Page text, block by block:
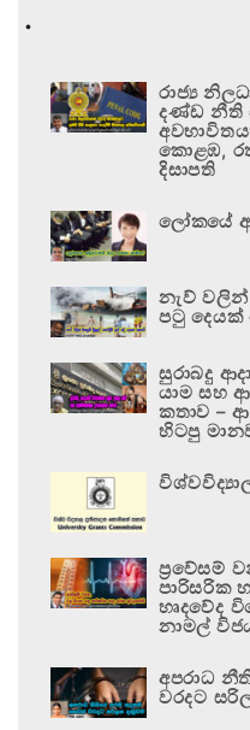
.
රාජ්‍ය
දණ්ඩ නීති
කොළඹ,
දිසාපති
ලෝකයේ
නැව්
පටු
සුරාබදු
යාම සහ
කතාව –
හිටපු
ප්‍රවේසම්
පාරිසරික
හෘදවේද
නාමල්
අපරාධ
වරදට